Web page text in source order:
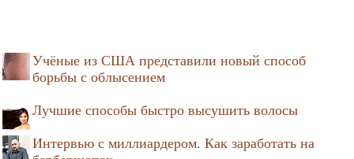
Учёные из США представили новый способ
борьбы с облысением
Лучшие способы быстро высушить волосы
Интервью с миллиардером. Как заработать на